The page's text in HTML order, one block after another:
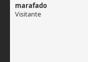
marafado
Visitante